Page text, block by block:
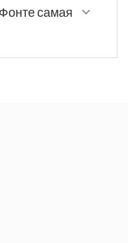
самая